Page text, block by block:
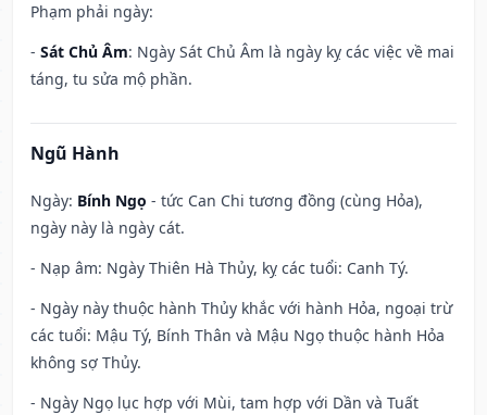
Phạm phải ngày:
- Sát Chủ Âm: Ngày Sát Chủ Âm là ngày kỵ các việc về mai
táng, tu sửa mộ phần.
Ngũ Hành
Ngày: Bính Ngọ - tức Can Chi tương đồng (cùng Hỏa),
ngày này là ngày cát.
- Nạp âm: Ngày Thiên Hà Thủy, kỵ các tuổi: Canh Tý.
- Ngày này thuộc hành Thủy khắc với hành Hỏa, ngoại trừ
các tuổi: Mậu Tý, Bính Thân và Mậu Ngọ thuộc hành Hỏa
không sợ Thủy.
- Ngày Ngọ lục hợp với Mùi, tam hợp với Dần và Tuất